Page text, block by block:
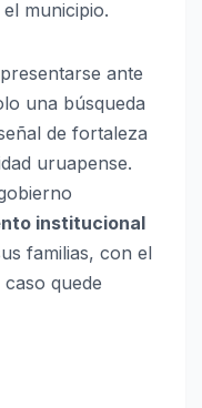
municipio.
ante
una búsqueda
de fortaleza
uruapense.
institucional
familias, con el
quede